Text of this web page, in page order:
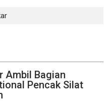
Ambil Bagian
Pencak Silat